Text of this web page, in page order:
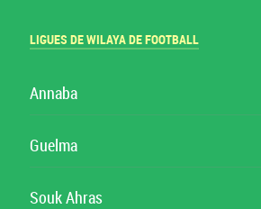
LIGUES DE WILAYA DE FOOTBALL
Annaba
Guelma
Souk Ahras